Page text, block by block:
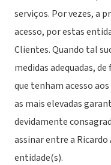
serviços. Por vezes, a
acesso, por estas
Clientes. Quando tal
medidas adequadas,
que tenham acesso
as mais elevadas
devidamente
assinar entre a
entidade(s).